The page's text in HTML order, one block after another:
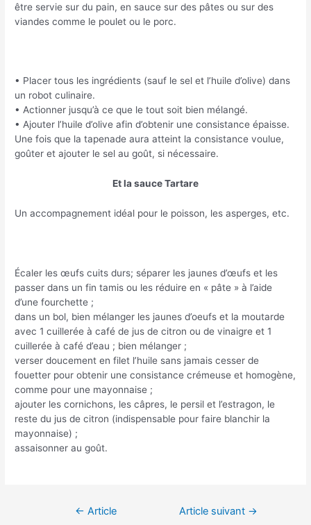
être servie sur du pain, en sauce sur des pâtes ou sur des
viandes comme le poulet ou le porc.
• Placer tous les ingrédients (sauf le sel et l’huile d’olive) dans
un robot culinaire.
• Actionner jusqu’à ce que le tout soit bien mélangé.
• Ajouter l’huile d’olive afin d’obtenir une consistance épaisse.
Une fois que la tapenade aura atteint la consistance voulue,
goûter et ajouter le sel au goût, si nécessaire.
Et la sauce Tartare
Un accompagnement idéal pour le poisson, les asperges, etc.
Écaler les œufs cuits durs; séparer les jaunes d’œufs et les
passer dans un fin tamis ou les réduire en « pâte » à l’aide
d’une fourchette ;
dans un bol, bien mélanger les jaunes d’oeufs et la moutarde
avec 1 cuillerée à café de jus de citron ou de vinaigre et 1
cuillerée à café d’eau ; bien mélanger ;
verser doucement en filet l’huile sans jamais cesser de
fouetter pour obtenir une consistance crémeuse et homogène,
comme pour une mayonnaise ;
ajouter les cornichons, les câpres, le persil et l’estragon, le
reste du jus de citron (indispensable pour faire blanchir la
mayonnaise) ;
assaisonner au goût.
Navigation← Article
Article suivant →